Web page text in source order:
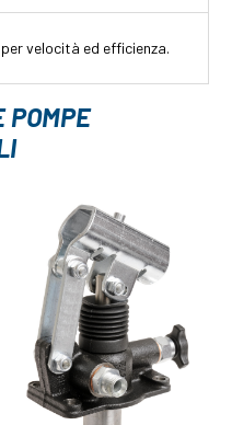
velocità ed efficienza.
POMPE